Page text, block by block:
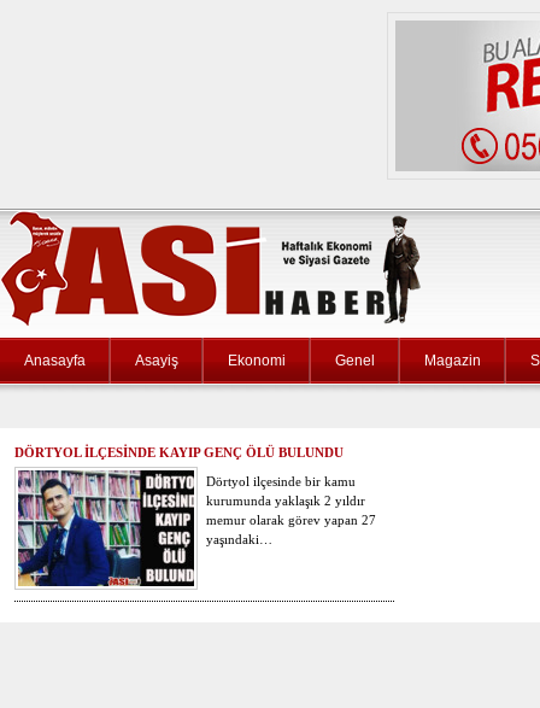
Anasayfa Asayiş Ekonomi Genel Magazin
DÖRTYOL İLÇESİNDE KAYIP GENÇ ÖLÜ BULUNDU
Dörtyol ilçesinde bir kamu
kurumunda yaklaşık 2 yıldır
memur olarak görev yapan 27
yaşındaki…